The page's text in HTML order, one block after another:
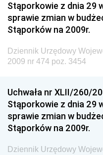
Dziennik Urzędowy
Społecznej
Dziennik Urzędowy
i Gospodarki Morskiej
Dziennik Urzędowy
Dziennik Urzędowy
Antykorupcyjnego
Wewnętrznego
Stąporkowie z dnia 29
sprawie zmian w
Stąporków na 2009r.
Dziennik Urzędowy
2009 nr 474 poz. 3454
Uchwała nr XLII/260/
Stąporkowie z dnia 29
sprawie zmian w
Stąporków na 2009r.
Dziennik Urzędowy